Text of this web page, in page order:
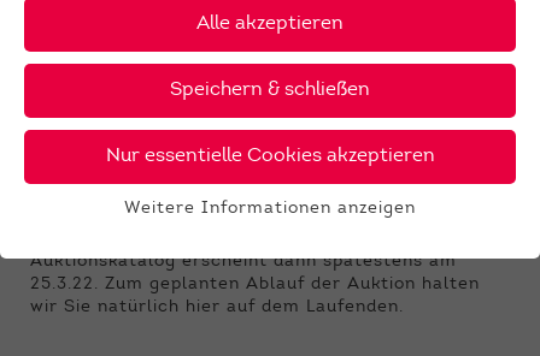
Pedigrees Auktionsbullen 2.
Auktion
Thüringen am 27.4.22 können Sie schon einmal durch
Auktionskatalog erscheint dann spätestens am
25.3.22. Zum geplanten Ablauf der Auktion halten
wir Sie natürlich hier auf dem Laufenden.
Alle akzeptieren
Speichern & schließen
Nur essentielle Cookies akzeptieren
Funktionen der Webseite benötigt. Dadurch ist
gewährleistet, dass die Webseite einwandfrei
Weitere Informationen anzeigen